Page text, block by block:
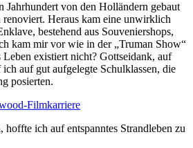
Jahrhundert von den Holländern gebaut
Heraus kam eine unwirklich
bestehend aus Souveniershops,
kam mir vor wie in der „Truman Show“
existiert nicht? Gottseidank, auf
auf gut aufgelegte Schulklassen, die
posierten.
ich auf entspanntes Strandleben zu